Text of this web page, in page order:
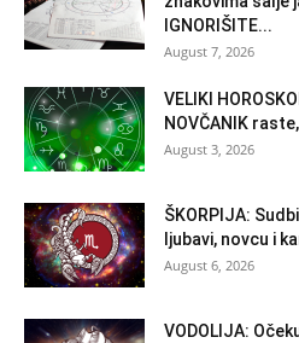
IGNORIŠITE...
August 7, 2026
VELIKI
NOVČANIK
August 3, 2026
ŠKORPIJA:
ljubavi, novcu i
August 6, 2026
VODOLIJA: